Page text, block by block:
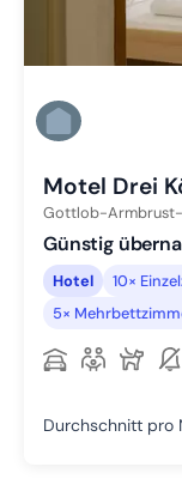
Motel Drei
Gottlob-Armbrust-
Günstig
Hotel 10×
5×
Durchschnitt pro